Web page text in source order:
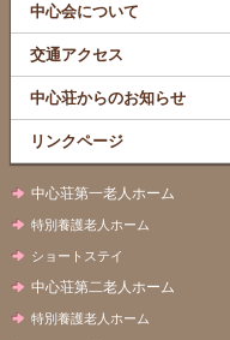
中心会について
交通アクセス
中心荘からのお知らせ
リンクページ
中心荘第一老人ホーム
特別養護老人ホーム
ショートステイ
中心荘第二老人ホーム
特別養護老人ホーム